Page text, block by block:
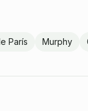
París Murphy